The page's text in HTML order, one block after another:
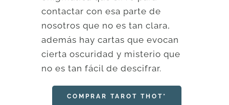
contactar con esa parte de
nosotros que no es tan clara,
además hay cartas que evocan
cierta oscuridad y misterio que
no es tan fácil de descifrar.
COMPRAR TAROT THOT*